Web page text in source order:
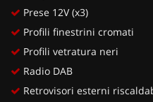
Prese 12V (x3)
Profili finestrini cromati
Profili vetratura neri
Radio DAB
Retrovisori esterni